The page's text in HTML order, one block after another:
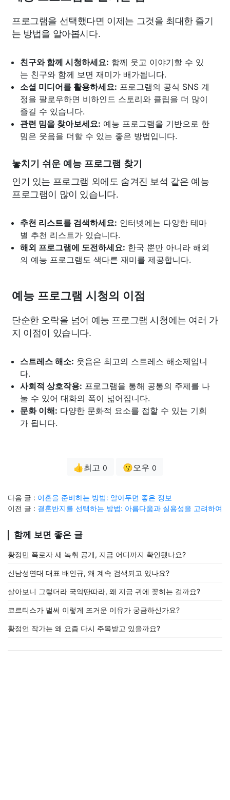
프로그램을 선택했다면 이제는 그것을 최대한 즐기
는 방법을 알아봅시다.
친구와 함께 시청하세요: 함께 웃고 이야기할 수 있
는 친구와 함께 보면 재미가 배가됩니다.
소셜 미디어를 활용하세요: 프로그램의 공식 SNS 계
정을 팔로우하면 비하인드 스토리와 클립을 더 많이
즐길 수 있습니다.
관련 밈을 찾아보세요: 예능 프로그램을 기반으로 한
밈은 웃음을 더할 수 있는 좋은 방법입니다.
놓치기 쉬운 예능 프로그램 찾기
인기 있는 프로그램 외에도 숨겨진 보석 같은 예능
프로그램이 많이 있습니다.
추천 리스트를 검색하세요: 인터넷에는 다양한 테마
별 추천 리스트가 있습니다.
해외 프로그램에 도전하세요: 한국 뿐만 아니라 해외
의 예능 프로그램도 색다른 재미를 제공합니다.
예능 프로그램 시청의 이점
단순한 오락을 넘어 예능 프로그램 시청에는 여러 가
지 이점이 있습니다.
스트레스 해소: 웃음은 최고의 스트레스 해소제입니
다.
사회적 상호작용: 프로그램을 통해 공통의 주제를 나
눌 수 있어 대화의 폭이 넓어집니다.
문화 이해: 다양한 문화적 요소를 접할 수 있는 기회
가 됩니다.
👍최고 0 😗오우 0
다음 글 : 이혼을 준비하는 방법: 알아두면 좋은 정보
이전 글 : 결혼반지를 선택하는 방법: 아름다움과 실용성을 고려하여
함께 보면 좋은 글
황정민 폭로자 새 녹취 공개, 지금 어디까지 확인됐나요?
신남성연대 대표 배인규, 왜 계속 검색되고 있나요?
살아보니 그렇더라 국악딴따라, 왜 지금 귀에 꽂히는 걸까요?
코르티스가 벌써 이렇게 뜨거운 이유가 궁금하신가요?
황정언 작가는 왜 요즘 다시 주목받고 있을까요?